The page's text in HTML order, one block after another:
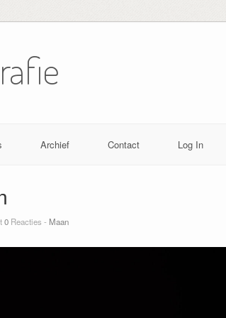
Archief Contact Log In
0 Reacties - Maan